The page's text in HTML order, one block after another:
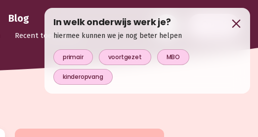
Blog
Recent toegevoegd
In welk onderwijs werk je?
hiermee kunnen we je nog beter helpen
primair voortgezet MBO
kinderopvang